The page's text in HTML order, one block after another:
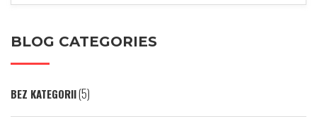
BLOG CATEGORIES
BEZ KATEGORII(5)